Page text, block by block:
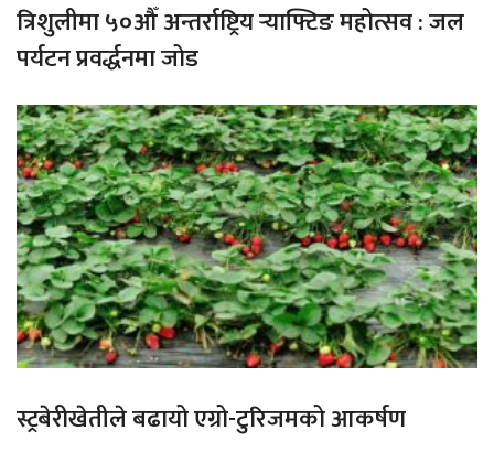
त्रिशुलीमा ५०औँ अन्तर्राष्ट्रिय र्‍याफ्टिङ महोत्सव : जल
पर्यटन प्रवर्द्धनमा जोड
स्ट्रबेरीखेतीले बढायो एग्रो-टुरिजमको आकर्षण